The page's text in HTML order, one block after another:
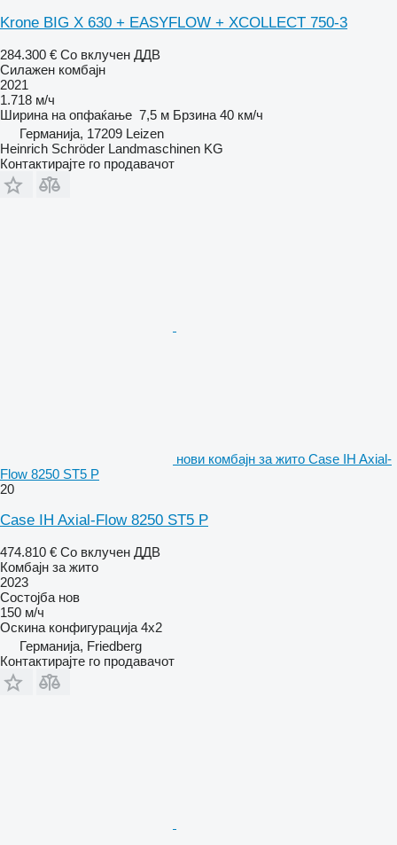
Krone BIG X 630 + EASYFLOW + XCOLLECT 750-3
284.300 € Со вклучен ДДВ
Силажен комбајн
2021
1.718 м/ч
Ширина на опфаќање 7,5 м Брзина 40 км/ч
Германија, 17209 Leizen
Heinrich Schröder Landmaschinen KG
Контактирајте го продавачот
нови комбајн за жито Case IH Axial-
Flow 8250 ST5 P
20
Case IH Axial-Flow 8250 ST5 P
474.810 € Со вклучен ДДВ
Комбајн за жито
2023
Состојба нов
150 м/ч
Оскина конфигурација 4x2
Германија, Friedberg
Контактирајте го продавачот